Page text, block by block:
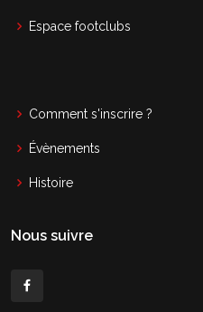
Espace footclubs
Comment s'inscrire ?
Évènements
Histoire
Nous suivre